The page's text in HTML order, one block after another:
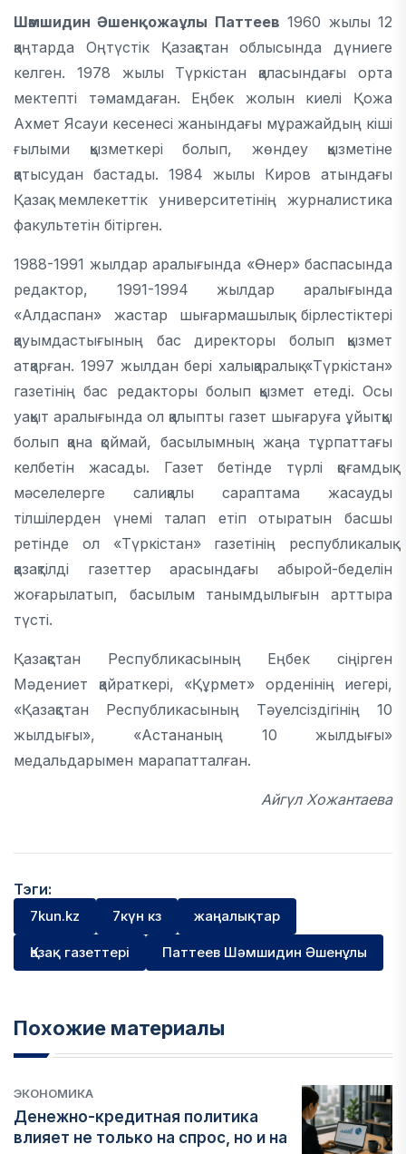
Шәмшидин Әшенқожаұлы Паттеев 1960 жылы 12
қаңтарда Оңтүстік Қазақстан облысында дүниеге
келген. 1978 жылы Түркістан қаласындағы орта
мектепті тәмамдаған. Еңбек жолын киелі Қожа
Ахмет Ясауи кесенесі жанындағы мұражайдың кіші
ғылыми қызметкері болып, жөндеу қызметіне
қатысудан бастады. 1984 жылы Киров атындағы
Қазақ мемлекеттік университетінің журналистика
факультетін бітірген.
1988-1991 жылдар аралығында «Өнер» баспасында
редактор, 1991-1994 жылдар аралығында
«Алдаспан» жастар шығармашылық бірлестіктері
қауымдастығының бас директоры болып қызмет
атқарған. 1997 жылдан бері халықаралық «Түркістан»
газетінің бас редакторы болып қызмет етеді. Осы
уақыт аралығында ол қалыпты газет шығаруға ұйытқы
болып қана қоймай, басылымның жаңа тұрпаттағы
келбетін жасады. Газет бетінде түрлі қоғамдық
мәселелерге салиқалы сараптама жасауды
тілшілерден үнемі талап етіп отыратын басшы
ретінде ол «Түркістан» газетінің республикалық
қазақтілді газеттер арасындағы абырой-беделін
жоғарылатып, басылым танымдылығын арттыра
түсті.
Қазақстан Республикасының Еңбек сіңірген
Мәдениет қайраткері, «Құрмет» орденінің иегері,
«Қазақстан Республикасының Тәуелсіздігінің 10
жылдығы», «Астананың 10 жылдығы»
медальдарымен марапатталған.
Айгүл Хожантаева
Тэги:
7kun.kz 7күн кз жаңалықтар
Қазақ газеттері Паттеев Шәмшидин Әшенұлы
Похожие материалы
ЭКОНОМИКА
Денежно-кредитная политика
влияет не только на спрос, но и на